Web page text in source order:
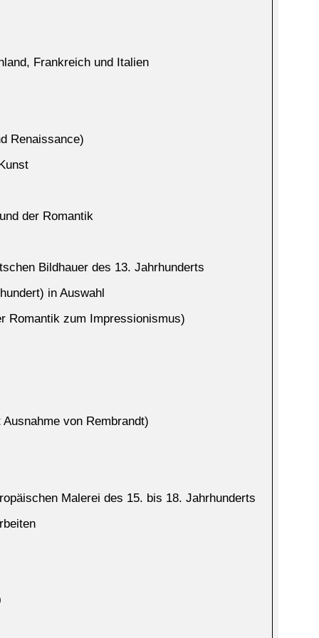
Frankreich und Italien
Renaissance)
der Romantik
Bildhauer des 13. Jahrhunderts
in Auswahl
Romantik zum Impressionismus)
von Rembrandt)
Malerei des 15. bis 18. Jahrhunderts